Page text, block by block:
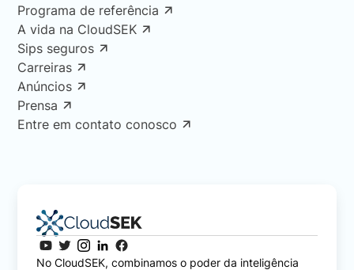
Programa de referência
A vida na CloudSEK
Sips seguros
Carreiras
Anúncios
Prensa
Entre em contato conosco
No CloudSEK, combinamos o poder da inteligência